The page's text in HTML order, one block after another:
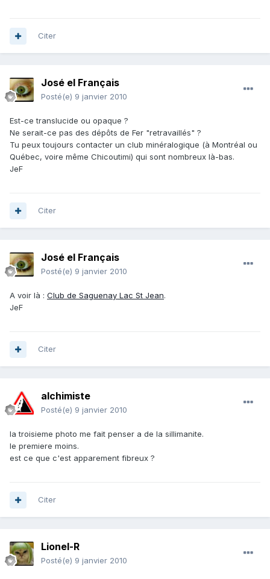
Citer
José el Français
Posté(e) 9 janvier 2010
Est-ce translucide ou opaque ?
Ne serait-ce pas des dépôts de Fer "retravaillés" ?
Tu peux toujours contacter un club minéralogique (à Montréal ou
Québec, voire même Chicoutimi) qui sont nombreux là-bas.
JeF
Citer
José el Français
Posté(e) 9 janvier 2010
A voir là : Club de Saguenay Lac St Jean.
JeF
Citer
alchimiste
Posté(e) 9 janvier 2010
la troisieme photo me fait penser a de la sillimanite.
le premiere moins.
est ce que c'est apparement fibreux ?
Citer
Lionel-R
Posté(e) 9 janvier 2010